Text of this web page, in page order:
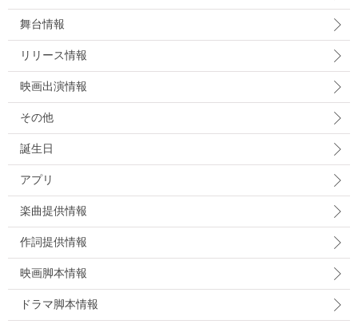
舞台情報
リリース情報
映画出演情報
その他
誕生日
アプリ
楽曲提供情報
作詞提供情報
映画脚本情報
ドラマ脚本情報